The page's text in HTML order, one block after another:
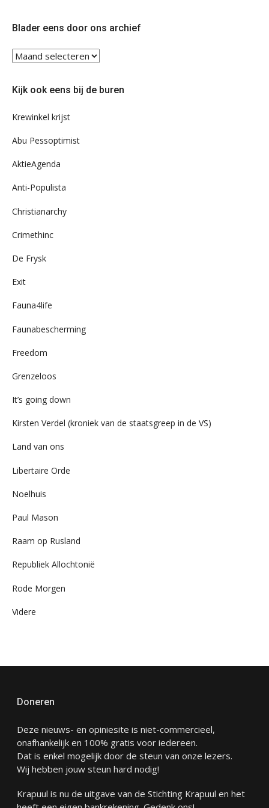
Blader eens door ons archief
Blader
eens
ons
Kijk ook eens bij de buren
Krewinkel krijst
Abu Pessoptimist
AktieAgenda
Anti-Populista
Christianarchy
Crimethinc
De Frysk
Exit
Fauna4life
Faunabescherming
Freedom
Grenzeloos
It’s going down
Kirsten Verdel (kroniek van de staatsgreep in de VS)
Land van ons
Libertaire Orde
Noelhuis
Paul Mason
Raam op Rusland
Republiek Allochtonië
Rode Morgen
Videre
Doneren
Deze nieuws- en opiniesite is niet-commercieel,
onafhankelijk en 100% gratis voor iedereen.
Dat is enkel mogelijk door de steun van onze lezers.
Wij hebben jouw steun hard nodig!
Krapuul is nu de uitgave van de Stichting Krapuul en het